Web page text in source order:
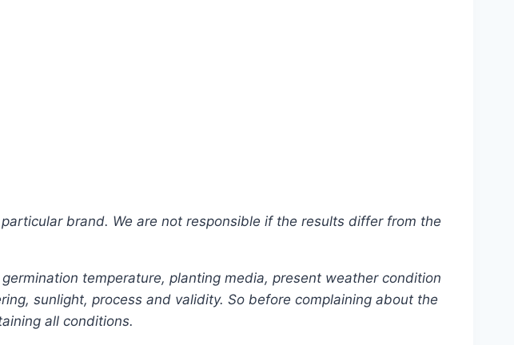
brand. We are not responsible if the results differ from the
temperature, planting media, present weather condition
sunlight, process and validity. So before complaining about the
all conditions.